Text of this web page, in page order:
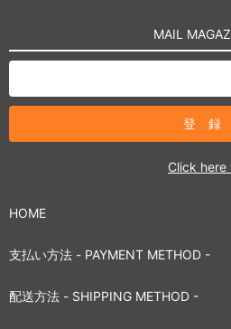
MAIL
Click
HOME
支払い方法 - PAYMENT METHOD -
配送方法 - SHIPPING METHOD -